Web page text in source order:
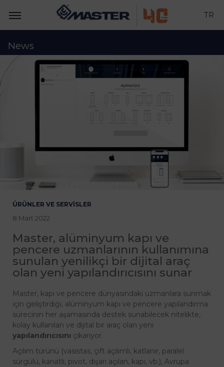
TR
News
ÜRÜNLER VE SERVISLER
8 Mart 2022
Master, alüminyum kapı ve
pencere uzmanlarının kullanımına
sunulan yenilikçi bir dijital araç
olan yeni yapılandırıcısını sunar
Master, kapı ve pencere dünyasındaki uzmanlara sunmak
için geliştirdiği, alüminyum kapı ve pencere yapılandırma
sürecinin her aşamasında destek sunabilecek nitelikte,
kolay kullanılan ve dijital bir araç olan yeni
yapılandırıcısını çıkarıyor.
Açılım türünü (vasistas, çift açılımlı, katlanır, paralel
sürgülü, kanatlı, pivot, dışarı açılan, kapı, vb.), Avrupa